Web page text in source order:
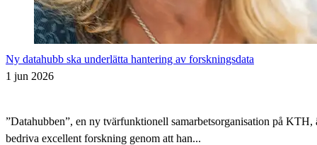
Ny datahubb ska underlätta hantering av forskningsdata
1 jun 2026
”Datahubben”, en ny tvärfunktionell samarbetsorganisation på
bedriva excellent forskning genom att han...